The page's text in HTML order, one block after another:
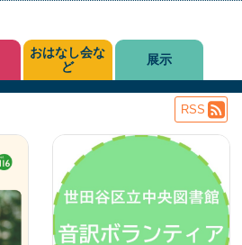
おはなし会な
ど
展示
RSS